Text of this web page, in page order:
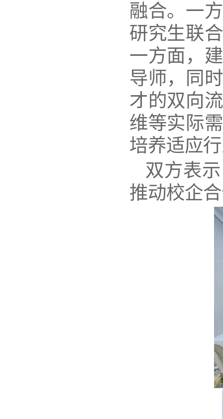
融合。一
研究生联
一方面，
导师，同
才的双向
维等实际
培养适应
双方表
推动校企